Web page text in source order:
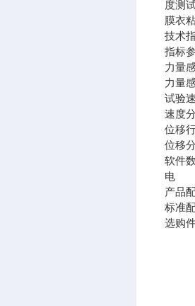
度测
膜衣
技术
指标
力量
力量
试验
速度
位移
位移
软件
电
产品
标准
选购